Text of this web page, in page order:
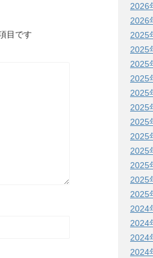
目です
2026
2026
2025
2025
2025
2025
2025
2025
2025
2025
2025
2025
2025
2025
2024
2024
2024
2024